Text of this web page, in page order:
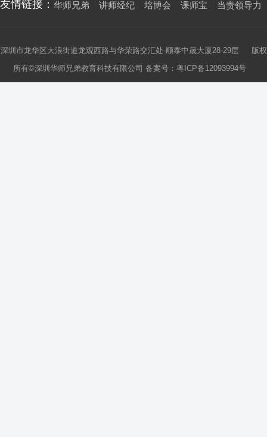
友情链接： 华师兄弟 讲师经纪 培博会 课师宝 当责领导力
深圳市龙华区大浪街道龙观西路与华荣路交汇处-顺泰中晟大厦28-29层 版权
所有©深圳华师兄弟教育科技有限公司 备案号： 粤ICP备12093994号